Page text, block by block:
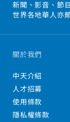
新聞、影音、節
世界各地華人亦
關於我們
中天介紹
人才招募
使用條款
隱私權條款